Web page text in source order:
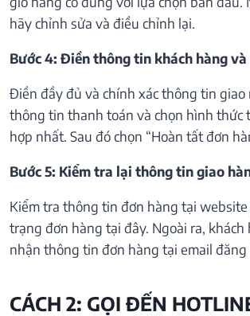
hãy chỉnh sửa và điều chỉnh lại.
Bước 4: Điền thông tin khách hàng
Điền đầy đủ và chính xác thông tin giao
thông tin thanh toán và chọn hình thức
hợp nhất. Sau đó chọn “Hoàn tất đơn
Bước 5: Kiểm tra lại thông tin giao
Kiểm tra thông tin đơn hàng tại website
trạng đơn hàng tại đây. Ngoài ra, khách
nhận thông tin đơn hàng tại email đăng
CÁCH 2: GỌI ĐẾN